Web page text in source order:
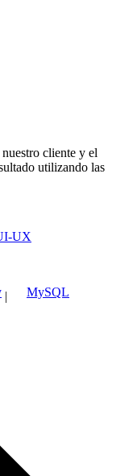
cliente y el
utilizando las
UX
| MySQL